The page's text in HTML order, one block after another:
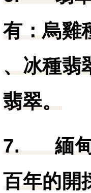
有：烏雞
、冰種翡
翡翠。
7. 緬
百年的開